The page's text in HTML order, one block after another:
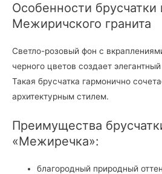
Особенности брусчатки
Межиричского гранита
Светло-розовый фон с
черного цветов создает
Такая брусчатка гармонично
архитектурным стилем.
Преимущества
«Межиречка»:
благородный природный